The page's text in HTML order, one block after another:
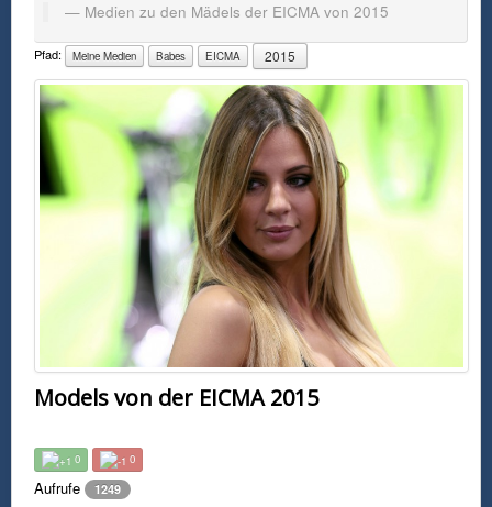
Medien zu den Mädels der EICMA von 2015
Pfad: Meine Medien Babes EICMA 2015
Models von der EICMA 2015
0 0
Aufrufe 1249